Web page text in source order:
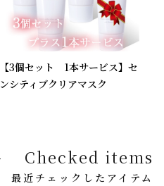
【3個セット 1本サービス】セ
ンシティブクリアマスク
Checked items
最近チェックしたアイテム